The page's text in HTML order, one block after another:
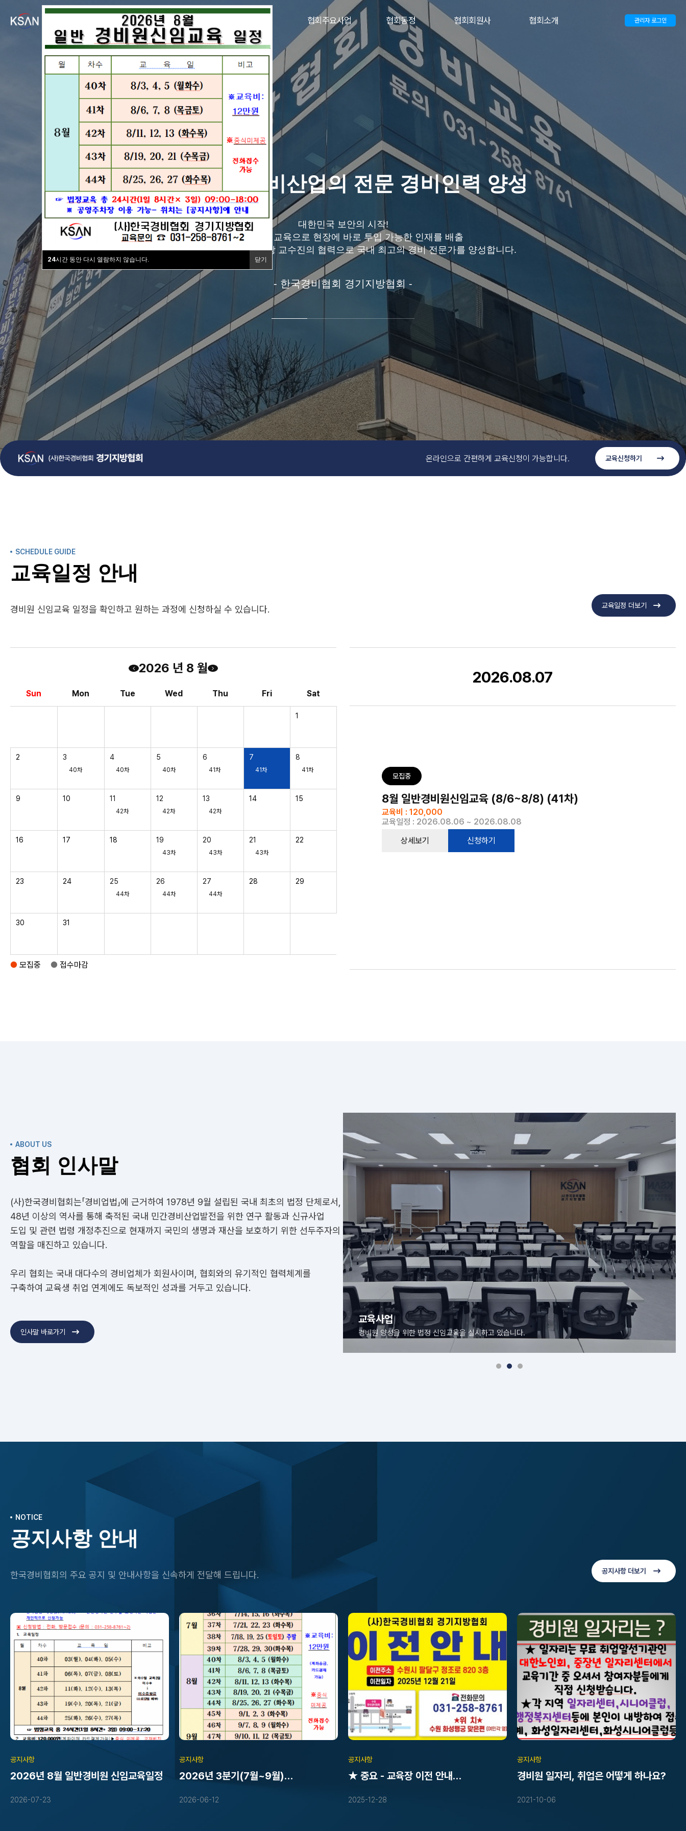
24시간 동안 다시 열람하지 않습니다. 닫기
경비원교육 협회주요사업 협회동정 협회회원사 협회소개 관리자 로그인
국내 민간경비산업의 전문 경비인력 양성
대한민국 보안의 시작!
실무 중심의 교육으로 현장에 바로 투입 가능한 인재를 배출
검증된 커리큘럼과 베테랑 교수진의 협력으로 국내 최고의 경비 전문가를 양성합니다.
- 한국경비협회 경기지방협회 -
온라인으로 간편하게 교육신청이 가능합니다. 교육신청하기
SCHEDULE GUIDE
교육일정 안내
경비원 신임교육 일정을 확인하고 원하는 과정에 신청하실 수 있습니다. 교육일정 더보기
2026 년 8 월
Sun Mon Tue Wed Thu Fri Sat
1
2 3
40차
4
40차
5
40차
6
41차
7
41차
8
41차
9 10 11
42차
12
42차
13
42차
14 15
16 17 18 19
43차
20
43차
21
43차
22
23 24 25
44차
26
44차
27
44차
28 29
30 31
● 모집중 ● 접수마감
2026.08.07
모집중
8월 일반경비원신임교육 (8/6~8/8) (41차)
교육비 : 120,000
교육일정 : 2026.08.06 ~ 2026.08.08
상세보기
신청하기
ABOUT US
협회 인사말
(사)한국경비협회는「경비업법」에 근거하여 1978년 9월 설립된 국내 최초의 법정 단체로서,
48년 이상의 역사를 통해 축적된 국내 민간경비산업발전을 위한 연구 활동과 신규사업
도입 및 관련 법령 개정추진으로 현재까지 국민의 생명과 재산을 보호하기 위한 선두주자의
역할을 매진하고 있습니다.
우리 협회는 국내 대다수의 경비업체가 회원사이며, 협회와의 유기적인 협력체계를
구축하여 교육생 취업 연계에도 독보적인 성과를 거두고 있습니다.
인사말 바로가기
교육사진
경비원 양성을 위한 법정 신임교육을 실시하고 있습니다.
NOTICE
공지사항 안내
한국경비협회의 주요 공지 및 안내사항을 신속하게 전달해 드립니다. 공지사항 더보기
공지사항
2026년 8월 일반경비원 신임교육일정
2026-07-23
공지사항
2026년 3분기(7월~9월)
2026-06-12
공지사항
★ 중요 - 교육장 이전 안내
2025-12-28
공지사항
경비원 일자리, 취업은 어떻게 하나요?
2021-10-06